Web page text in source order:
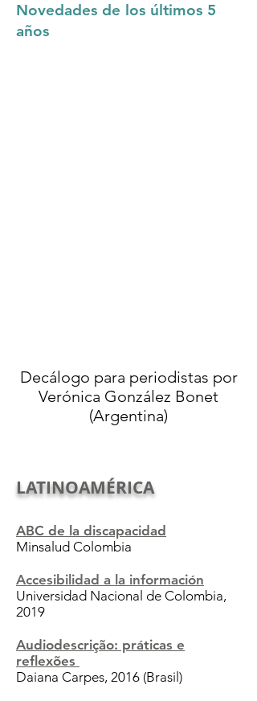
Novedades de los últimos 5
años
Decálogo para periodistas por
Verónica González Bonet
(Argentina)
LATINOAMÉRICA
ABC de la discapacidad
Minsalud Colombia
Accesibilidad a la información
Universidad Nacional de Colombia,
2019
Audiodescrição: práticas e
reflexões
Daiana Carpes, 2016 (Brasil)